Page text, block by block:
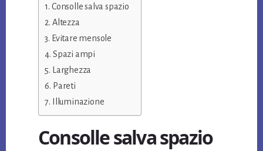
Consolle salva spazio
Altezza
Evitare mensole
Spazi ampi
Larghezza
Pareti
Illuminazione
Consolle salva spazio